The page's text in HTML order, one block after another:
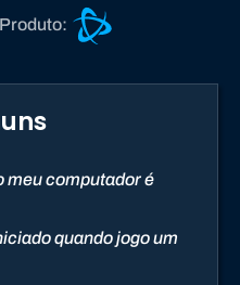
Produto:
e
B
meu computador é
quando jogo um